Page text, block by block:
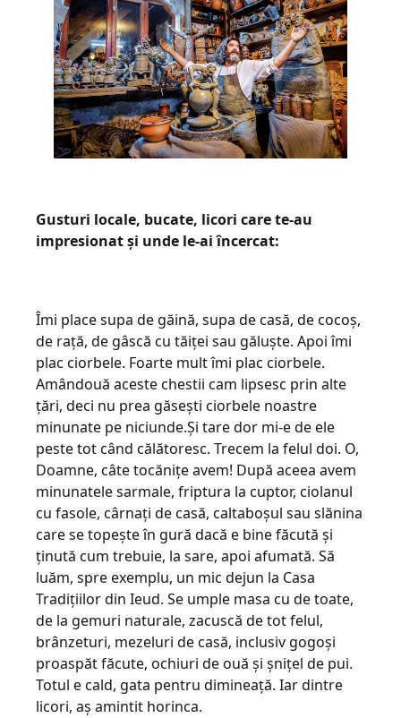
Gusturi locale, bucate, licori care te-au
impresionat și unde le-ai încercat:
Îmi place supa de găină, supa de casă, de cocoș,
de rață, de gâscă cu tăiței sau găluște. Apoi îmi
plac ciorbele. Foarte mult îmi plac ciorbele.
Amândouă aceste chestii cam lipsesc prin alte
țări, deci nu prea găsești ciorbele noastre
minunate pe niciunde.Și tare dor mi-e de ele
peste tot când călătoresc. Trecem la felul doi. O,
Doamne, câte tocănițe avem! După aceea avem
minunatele sarmale, friptura la cuptor, ciolanul
cu fasole, cârnați de casă, caltaboșul sau slănina
care se topește în gură dacă e bine făcută și
ținută cum trebuie, la sare, apoi afumată. Să
luăm, spre exemplu, un mic dejun la Casa
Tradițiilor din Ieud. Se umple masa cu de toate,
de la gemuri naturale, zacuscă de tot felul,
brânzeturi, mezeluri de casă, inclusiv gogoși
proaspăt făcute, ochiuri de ouă și șnițel de pui.
Totul e cald, gata pentru dimineață. Iar dintre
licori, aș amintit horinca.